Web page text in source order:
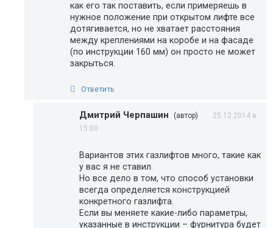
как его так поставить, если примеряешь в
нужное положение при открытом лифте все
дотягивается, но не хватает расстояния
между креплениями на коробе и на фасаде
(по инструкции 160 мм) он просто не может
закрыться.
Ответить
Дмитрий Черпашин (автор)
25.12.2014 в
15:00
Вариантов этих газлифтов много, такие как
у вас я не ставил.
Но все дело в том, что способ установки
всегда определяется конструкцией
конкретного газлифта.
Если вы меняете какие-либо параметры,
указанные в инструкции – фурнитура будет